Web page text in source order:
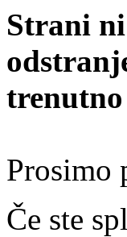
Strani
trenutno
Prosimo
Če ste